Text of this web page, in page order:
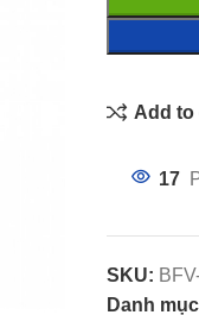
Add to
17
SKU:
Danh